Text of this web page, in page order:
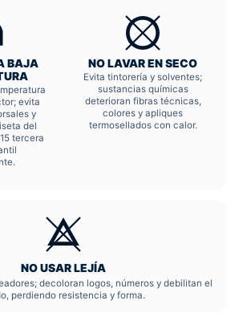
BAJA
evita
y
del
tercera
NO LAVAR EN SECO
Evita tintorería y solventes;
sustancias químicas
deterioran fibras técnicas,
colores y apliques
termosellados con calor.
NO USAR LEJÍA
decoloran logos, números y debilitan el
perdiendo resistencia y forma.